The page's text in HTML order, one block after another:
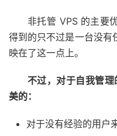
非托管 VPS 的主要
得到的只不过是一台没有
映在了这一点上。
不过，对于自我管
美的：
对于没有经验的用户